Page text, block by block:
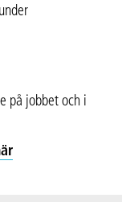
på jobbet och i